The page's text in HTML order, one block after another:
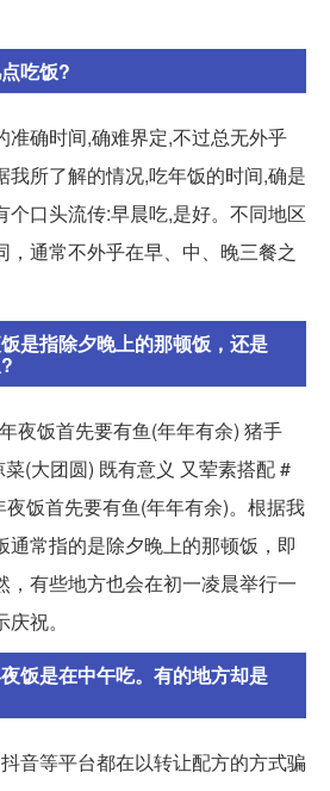
吃饭?
准确时间,确难界定,不过总无外乎
我所了解的情况,吃年饭的时间,确是
个口头流传:早晨吃,是好。不同地区
，通常不外乎在早、中、晚三餐之
是指除夕晚上的那顿饭，还是
夜饭首先要有鱼(年年有余) 猪手
(大团圆) 既有意义 又荤素搭配 #
饭首先要有鱼(年年有余)。根据我
通常指的是除夕晚上的那顿饭，即
，有些地方也会在初一凌晨举行一
祝。
饭是在中午吃。有的地方却是
音等平台都在以转让配方的方式骗